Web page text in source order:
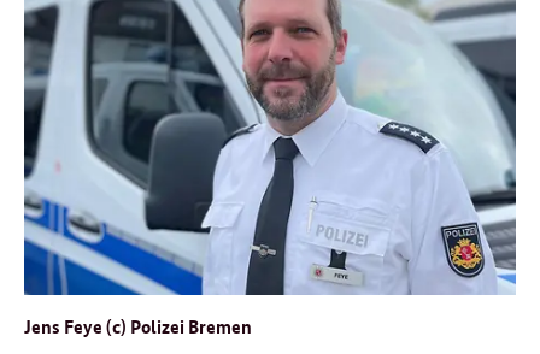
Jens Feye (c) Polizei Bremen